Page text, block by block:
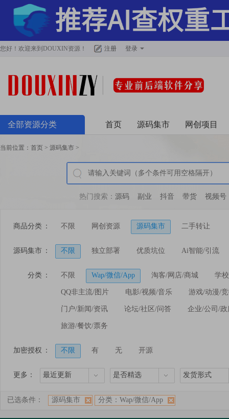
您好！欢迎来到 DOUXIN资源 ！ 注册 登录
全部资源分类 首页 源码集市 网创项目
当前位置： 首页 > 源码集市 >
热门搜索： 源码 副业 抖音 带货 视频号
商品分类 ： 不限 网创资源 源码集市 二手转让
源码集市 ： 不限 独立部署 优质坑位 Ai智能/引流
分类 ： 不限 Wap/微信/App 淘客/网店/商城 学
QQ非主流/图片 电影/视频/音乐 游戏/动漫/
门户/新闻/资讯 论坛/社区/问答 企业/公司/政
旅游/餐饮/票务
加密授权 ： 不限 有 无 开源
更多： 最近更新 是否精选 发货形式
已选条件： 源码集市 分类：Wap/微信/App